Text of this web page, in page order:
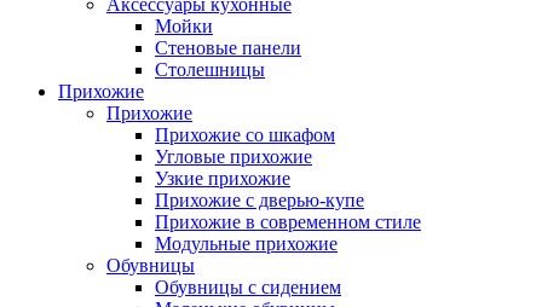
Аксессуары кухонные
Мойки
Стеновые панели
Столешницы
Прихожие
Прихожие
Прихожие со шкафом
Угловые прихожие
Узкие прихожие
Прихожие с дверью-купе
Прихожие в современном стиле
Модульные прихожие
Обувницы
Обувницы с сидением